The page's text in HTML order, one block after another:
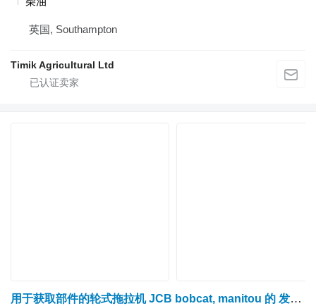
英国, Southampton
Timik Agricultural Ltd
用于获取部件的轮式拖拉机 JCB bobcat, manitou 的 发动机 Perkins 1004,1104,305